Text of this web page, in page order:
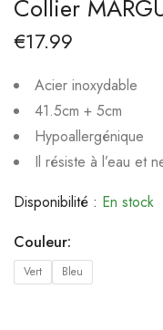
Collier
€17.99
Acier inoxydable
41.5cm + 5cm
Hypoallergénique
Il résiste à l’eau et
Disponibilité : En stock
Couleur:
Vert Bleu